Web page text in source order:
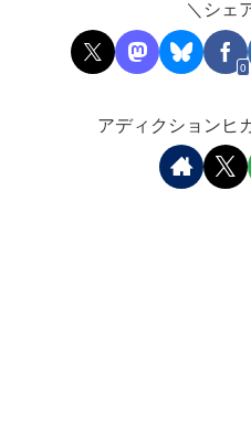
＼シェ
0
アディクションヒ